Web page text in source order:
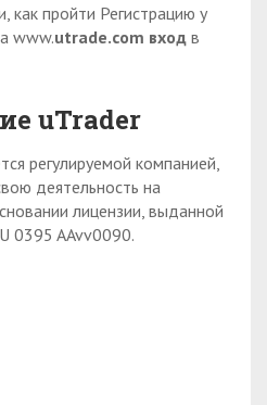
как пройти Регистрацию у
www.utrade.com вход в
uTrader
регулируемой компанией,
деятельность на
лицензии, выданной
0395 AAvv0090.